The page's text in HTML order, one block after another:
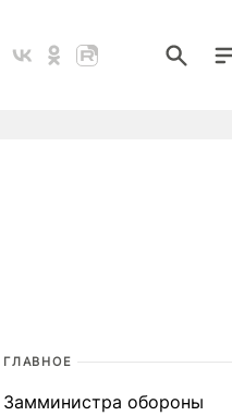
ГЛАВНОЕ
Замминистра обороны